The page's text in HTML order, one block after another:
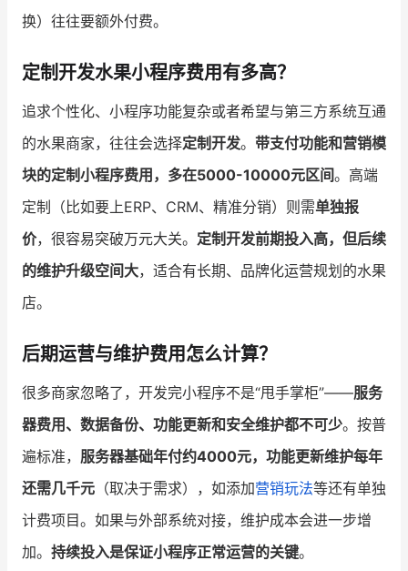
换）往往要额外付费。
定制开发水果小程序费用有多高？
追求个性化、小程序功能复杂或者希望与第三方系统互通
的水果商家，往往会选择定制开发。 带支付功能和营销模
块的定制小程序费用，多在5000-10000元区间。高端
定制（比如要上ERP、CRM、精准分销）则需单独报
价，很容易突破万元大关。 定制开发前期投入高，但后续
的维护升级空间大，适合有长期、品牌化运营规划的水果
店。
后期运营与维护费用怎么计算？
很多商家忽略了，开发完小程序不是“甩手掌柜”——服务
器费用、数据备份、功能更新和安全维护都不可少。按普
遍标准， 服务器基础年付约4000元，功能更新维护每年
还需几千元 （取决于需求），如添加营销玩法等还有单独
计费项目。如果与外部系统对接，维护成本会进一步增
加。 持续投入是保证小程序正常运营的关键。